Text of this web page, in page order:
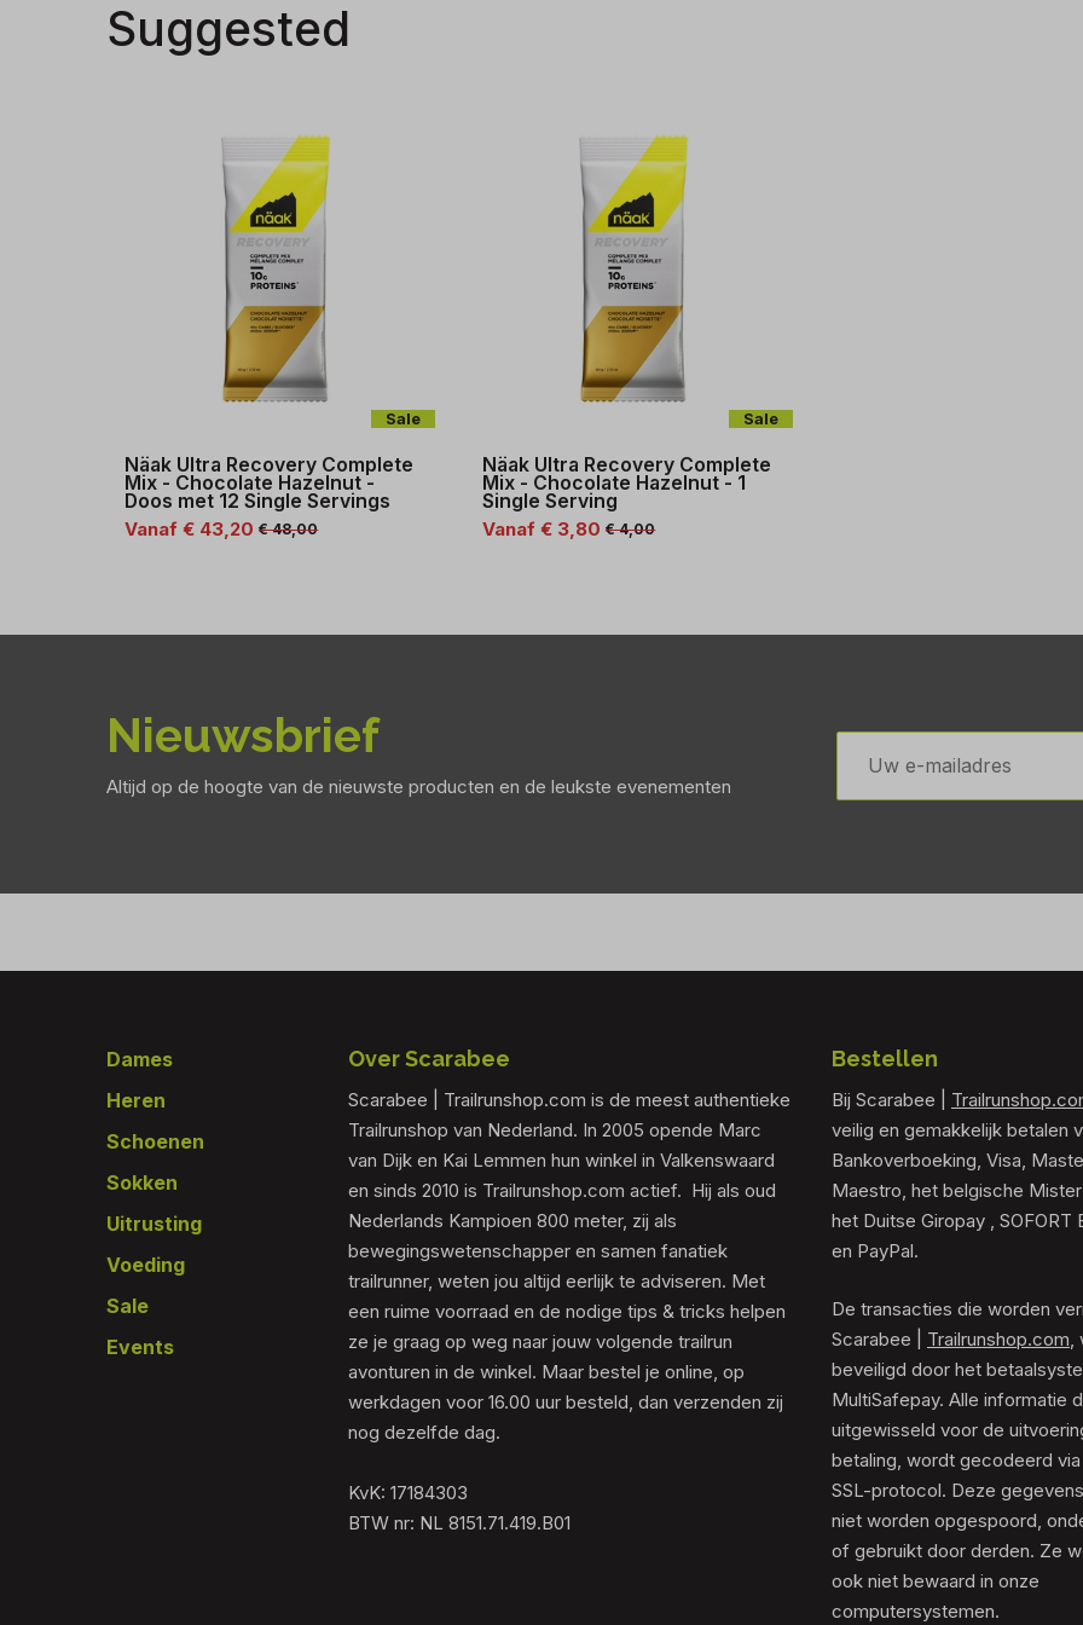
Suggested
Sale
Näak Ultra Recovery Complete
Mix - Chocolate Hazelnut -
Doos met 12 Single Servings
Vanaf € 43,20 € 48,00
Sale
Näak Ultra Recovery Complete
Mix - Chocolate Hazelnut - 1
Single Serving
Vanaf € 3,80 € 4,00
Nieuwsbrief
Altijd op de hoogte van de nieuwste producten en de leukste evenementen
E-
mailadres
Footer
Dames
Heren
Schoenen
Sokken
Uitrusting
Voeding
Sale
Events
Over Scarabee
Scarabee | Trailrunshop.com is de meest authentieke
Trailrunshop van Nederland. In 2005 opende Marc
van Dijk en Kai Lemmen hun winkel in Valkenswaard
en sinds 2010 is Trailrunshop.com actief. Hij als oud
Nederlands Kampioen 800 meter, zij als
bewegingswetenschapper en samen fanatiek
trailrunner, weten jou altijd eerlijk te adviseren. Met
een ruime voorraad en de nodige tips & tricks helpen
ze je graag op weg naar jouw volgende trailrun
avonturen in de winkel. Maar bestel je online, op
werkdagen voor 16.00 uur besteld, dan verzenden zij
nog dezelfde dag.
KvK: 17184303
BTW nr: NL 8151.71.419.B01
Bestellen
Bij Scarabee |
veilig en gemakkelijk betalen
Bankoverboeking, Visa,
Maestro, het belgische Mister
het Duitse Giropay , SOFORT
en PayPal.
De transacties die worden
Scarabee | Trailrunshop.com
beveiligd door het
MultiSafepay. Alle informatie
uitgewisseld voor de
betaling, wordt gecodeerd
SSL-protocol. Deze
niet worden opgespoord,
of gebruikt door derden. Ze
ook niet bewaard in onze
computersystemen.